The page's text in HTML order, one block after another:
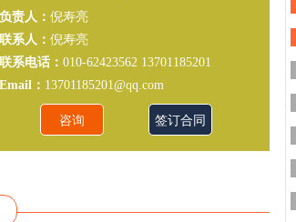
负责人： 倪寿亮
联系人： 倪寿亮
联系电话： 010-62423562 13701185201
Email： 13701185201@qq.com
咨询 签订合同